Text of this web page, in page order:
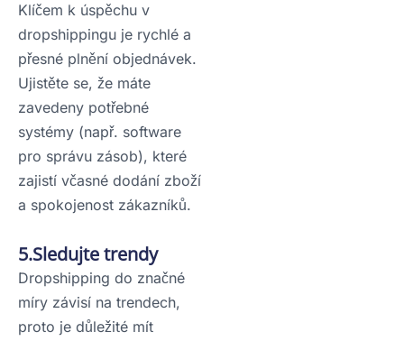
Klíčem k úspěchu v
dropshippingu je rychlé a
přesné plnění objednávek.
Ujistěte se, že máte
zavedeny potřebné
systémy (např. software
pro správu zásob), které
zajistí včasné dodání zboží
a spokojenost zákazníků.
5.Sledujte trendy
Dropshipping do značné
míry závisí na trendech,
proto je důležité mít